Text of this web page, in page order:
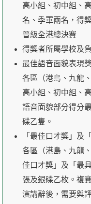
高小組、初中組、
名、季軍兩名，得
晉級全港總決賽
得獎者所屬學校及
最佳語音面貌表現
各區（港島、九龍
高小組、初中組、
語音面貌部分得分
碟乙隻。
「最佳口才獎」及
各區（港島、九龍
佳口才獎」及「最
張及銀碟乙枚。複
演講辭後，需要與